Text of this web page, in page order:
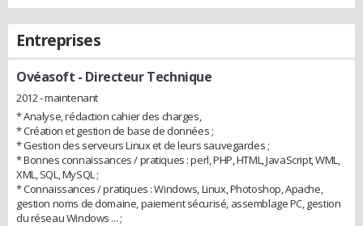
Entreprises
Ovéasoft - Directeur Technique
2012 - maintenant
* Analyse, rédaction cahier des charges,
* Création et gestion de base de données ;
* Gestion des serveurs Linux et de leurs sauvegardes ;
* Bonnes connaissances / pratiques : perl, PHP, HTML, JavaScript, WML,
XML, SQL, MySQL ;
* Connaissances / pratiques : Windows, Linux, Photoshop, Apache,
gestion noms de domaine, paiement sécurisé, assemblage PC, gestion
du réseau Windows ... ;